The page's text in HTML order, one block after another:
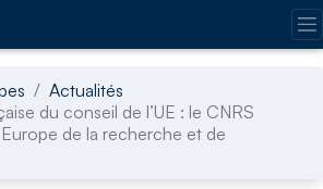
Actualités
du conseil de l’UE : le CNRS
de la recherche et de